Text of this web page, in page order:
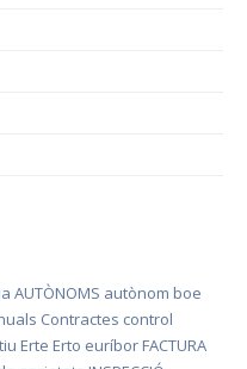
AUTÒNOMS autònom boe
Contractes control
Erte Erto euríbor FACTURA